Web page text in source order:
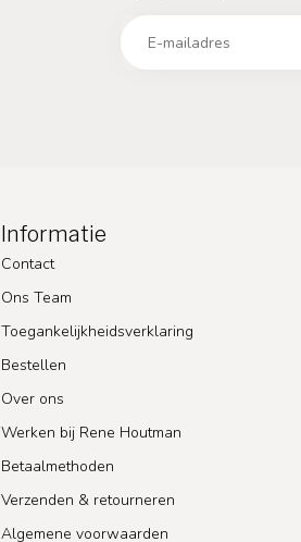
Informatie
Contact
Ons Team
Toegankelijkheidsverklaring
Bestellen
Over ons
Werken bij Rene Houtman
Betaalmethoden
Verzenden & retourneren
Algemene voorwaarden